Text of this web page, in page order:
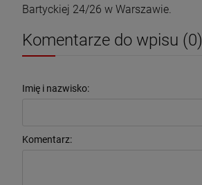
Bartyckiej 24/26 w Warszawie.
Komentarze do wpisu (0)
Imię i nazwisko:
Komentarz: